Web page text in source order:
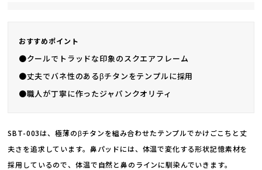
おすすめポイント
●クールでトラッドな印象のスクエアフレーム
●丈夫でバネ性のあるβチタンをテンプルに採用
●職人が丁寧に作ったジャパンクオリティ
SBT-003は、極薄のβチタンを組み合わせたテンプルでかけごこちと丈
夫さを追求しています。鼻パッドには、体温で変化する形状記憶素材を
採用しているので、体温で自然と鼻のラインに馴染んでいきます。